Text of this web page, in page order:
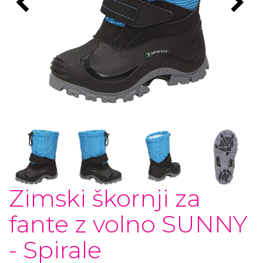
Zimski škornji za
fante z volno SUNNY
- Spirale